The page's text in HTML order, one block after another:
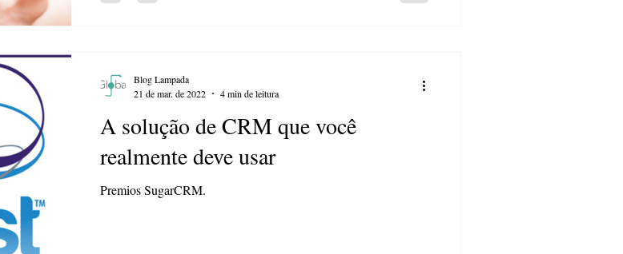
A solução de CRM que você
realmente deve usar
Premios SugarCRM.
Blog Lampada
21 de mar. de 2022
4 min de leitura